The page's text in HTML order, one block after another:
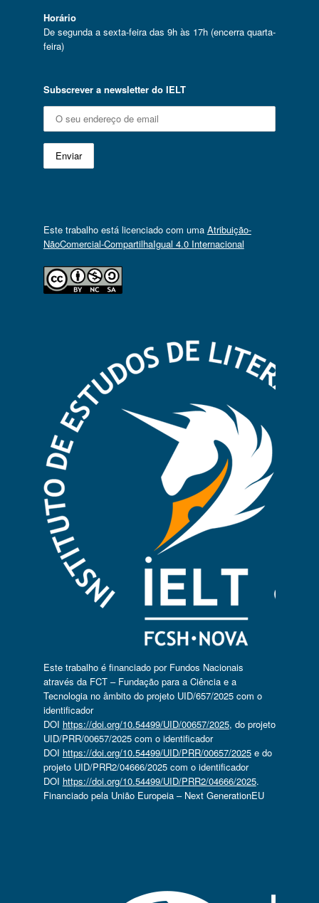
Horário
De segunda a sexta-feira das 9h às 17h (encerra quarta-
feira)
Subscrever a newsletter do IELT
Este trabalho está licenciado com uma Atribuição-
NãoComercial-CompartilhaIgual 4.0 Internacional
Este trabalho é financiado por Fundos Nacionais
através da FCT – Fundação para a Ciência e a
Tecnologia no âmbito do projeto UID/657/2025 com o
identificador
DOI https://doi.org/10.54499/UID/00657/2025, do projeto
UID/PRR/00657/2025 com o identificador
DOI https://doi.org/10.54499/UID/PRR/00657/2025e do
projeto UID/PRR2/04666/2025 com o identificador
DOI https://doi.org/10.54499/UID/PRR2/04666/2025.
Financiado pela União Europeia – Next GenerationEU